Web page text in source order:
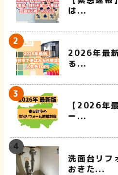
は...
2026年最
る...
【2026年
ー...
洗面台リフ
おきた...